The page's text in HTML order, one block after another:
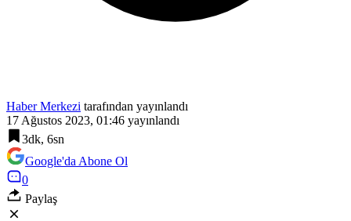
Haber Merkezi tarafından yayınlandı
17 Ağustos 2023, 01:46 yayınlandı
3dk, 6sn
Google'da Abone Ol
0
Paylaş